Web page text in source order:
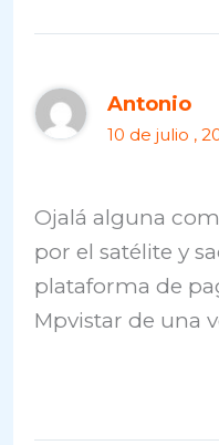
Antonio
10 de julio ,
Ojalá alguna
por el satélite y
plataforma de
Mpvistar de una